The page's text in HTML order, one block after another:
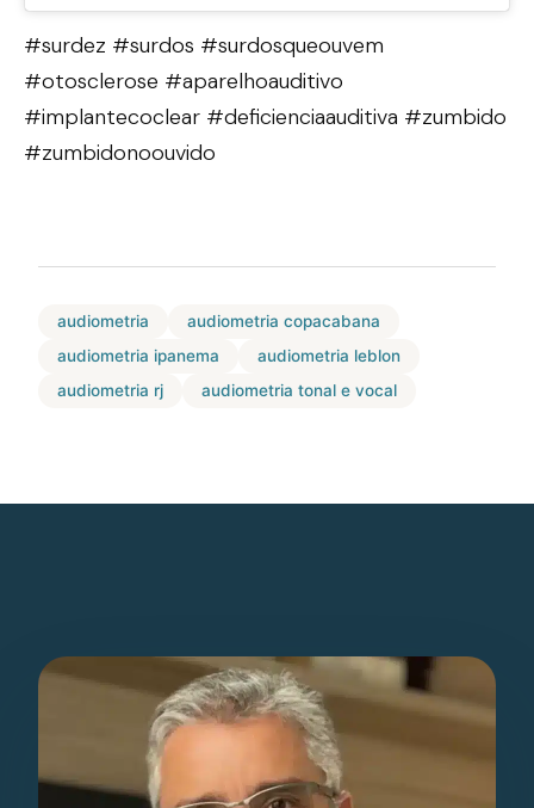
#surdez #surdos #surdosqueouvem
#otosclerose #aparelhoauditivo
#implantecoclear #deficienciaauditiva #zumbido
#zumbidonoouvido
audiometria
audiometria copacabana
audiometria ipanema
audiometria leblon
audiometria rj
audiometria tonal e vocal